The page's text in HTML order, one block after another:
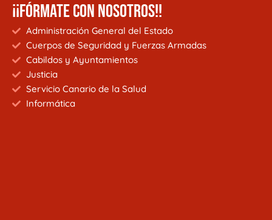
¡¡FÓRMATE CON NOSOTROS!!
Administración General del Estado
Cuerpos de Seguridad y Fuerzas Armadas
Cabildos y Ayuntamientos
Justicia
Servicio Canario de la Salud
Informática